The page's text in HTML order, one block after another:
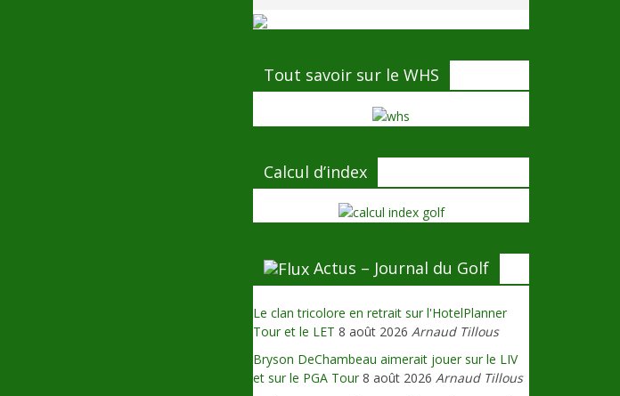
Tout savoir sur le WHS
Calcul d’index
Actus – Journal du Golf
Le clan tricolore en retrait sur l'HotelPlanner
Tour et le LET 8 août 2026 Arnaud Tillous
Bryson DeChambeau aimerait jouer sur le LIV
et sur le PGA Tour 8 août 2026 Arnaud Tillous